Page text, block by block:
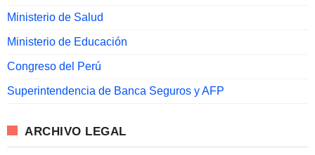
Ministerio de Salud
Ministerio de Educación
Congreso del Perú
Superintendencia de Banca Seguros y AFP
ARCHIVO LEGAL